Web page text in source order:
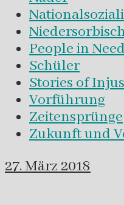
People in Need
Schüler
Stories of
Vorführung
Zeitensprünge
Zukunft und
27. März 2018